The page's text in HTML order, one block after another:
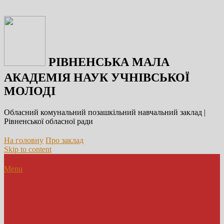
РІВНЕНСЬКА МАЛА
АКАДЕМІЯ НАУК УЧНІВСЬКОЇ
МОЛОДІ
Обласний комунальний позашкільний навчальний заклад |
Рівненської обласної ради
На головну Про заклад
Skip to content
Menu